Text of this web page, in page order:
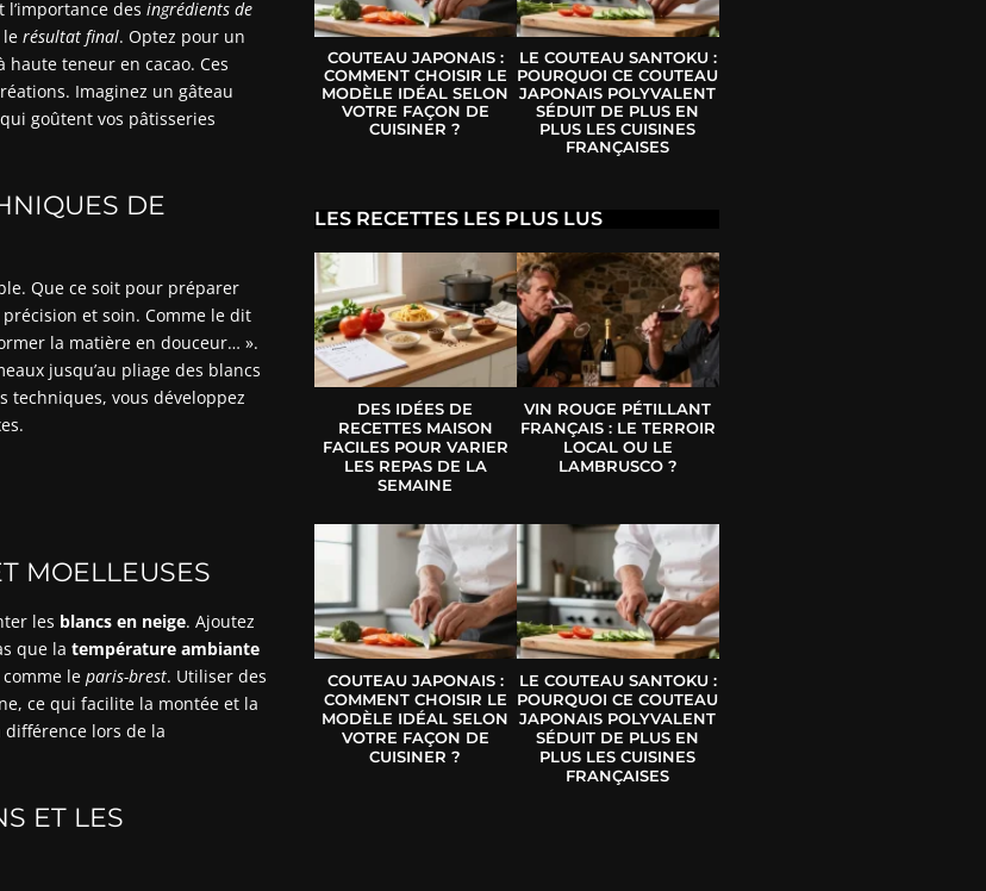
l’importance des ingrédients de
le résultat final. Optez pour un
teneur en cacao. Ces
Imaginez un gâteau
goûtent vos pâtisseries
DE
Que ce soit pour préparer
et soin. Comme le dit
la matière en douceur… ».
jusqu’au pliage des blancs
techniques, vous développez
MOELLEUSES
les blancs en neige. Ajoutez
que la température ambiante
le paris-brest. Utiliser des
ce qui facilite la montée et la
différence lors de la
ET LES
COUTEAU JAPONAIS :
COMMENT CHOISIR LE
MODÈLE IDÉAL SELON
VOTRE FAÇON DE
CUISINER ?
LE COUTEAU SANTOKU :
POURQUOI CE COUTEAU
JAPONAIS POLYVALENT
SÉDUIT DE PLUS EN
PLUS LES CUISINES
FRANÇAISES
LES RECETTES LES PLUS LUS
DES IDÉES DE
RECETTES MAISON
FACILES POUR VARIER
LES REPAS DE LA
SEMAINE
VIN ROUGE PÉTILLANT
FRANÇAIS : LE TERROIR
LOCAL OU LE
LAMBRUSCO ?
COUTEAU JAPONAIS :
COMMENT CHOISIR LE
MODÈLE IDÉAL SELON
VOTRE FAÇON DE
CUISINER ?
LE COUTEAU SANTOKU :
POURQUOI CE COUTEAU
JAPONAIS POLYVALENT
SÉDUIT DE PLUS EN
PLUS LES CUISINES
FRANÇAISES